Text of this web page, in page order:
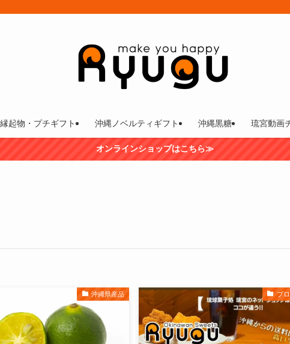
縁起物・プチギフト 沖縄ノベルティギフト 沖縄黒糖 琉宮動画
オンラインショップはこちら≫
沖縄県産品 ブ